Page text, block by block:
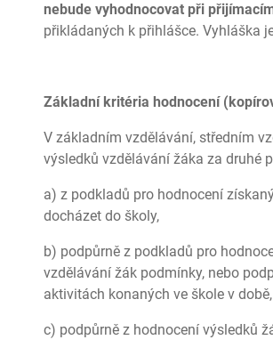
nebude vyhodnocovat při
přikládaných k přihlášce. Vyhláška
Základní kritéria hodnocení
V základním vzdělávání, středním
výsledků vzdělávání žáka za druhé
a) z podkladů pro hodnocení
docházet do školy,
b) podpůrně z podkladů pro
vzdělávání žák podmínky, nebo
aktivitách konaných ve škole v
c) podpůrně z hodnocení výsledků